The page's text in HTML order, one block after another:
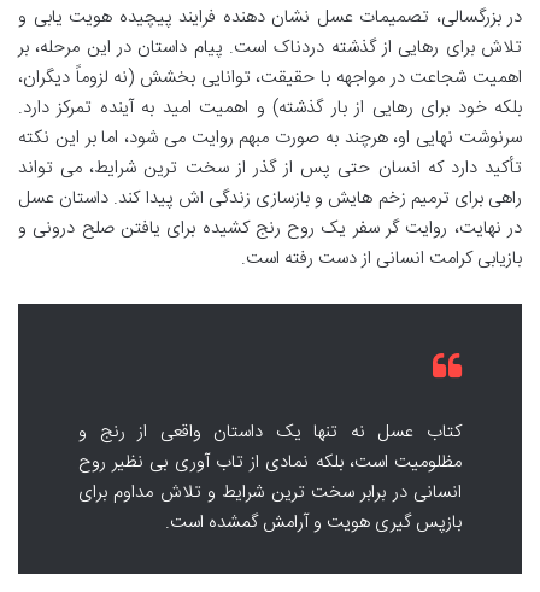
در بزرگسالی، تصمیمات عسل نشان دهنده فرایند پیچیده هویت یابی و
تلاش برای رهایی از گذشته دردناک است. پیام داستان در این مرحله، بر
اهمیت شجاعت در مواجهه با حقیقت، توانایی بخشش (نه لزوماً دیگران،
بلکه خود برای رهایی از بار گذشته) و اهمیت امید به آینده تمرکز دارد.
سرنوشت نهایی او، هرچند به صورت مبهم روایت می شود، اما بر این نکته
تأکید دارد که انسان حتی پس از گذر از سخت ترین شرایط، می تواند
راهی برای ترمیم زخم هایش و بازسازی زندگی اش پیدا کند. داستان عسل
در نهایت، روایت گر سفر یک روح رنج کشیده برای یافتن صلح درونی و
بازیابی کرامت انسانی از دست رفته است.
کتاب عسل نه تنها یک داستان واقعی از رنج و
مظلومیت است، بلکه نمادی از تاب آوری بی نظیر روح
انسانی در برابر سخت ترین شرایط و تلاش مداوم برای
بازپس گیری هویت و آرامش گمشده است.